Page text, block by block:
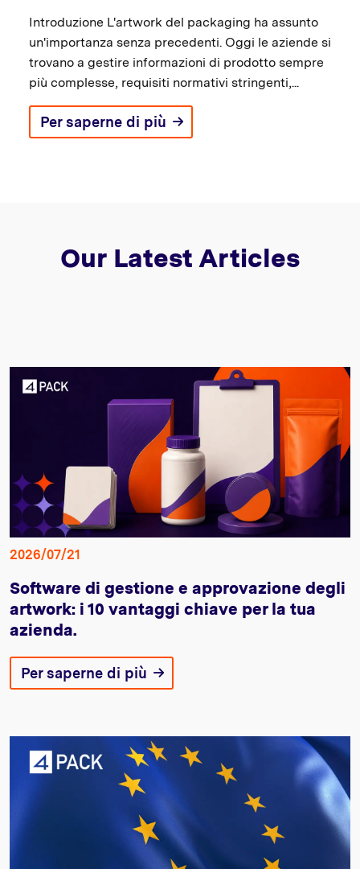
Introduzione L'artwork del packaging ha assunto
un'importanza senza precedenti. Oggi le aziende si
trovano a gestire informazioni di prodotto sempre
più complesse, requisiti normativi stringenti,...
Per saperne di più
Our Latest Articles
2026/07/21
Software di gestione e approvazione degli
artwork: i 10 vantaggi chiave per la tua
azienda.
Per saperne di più